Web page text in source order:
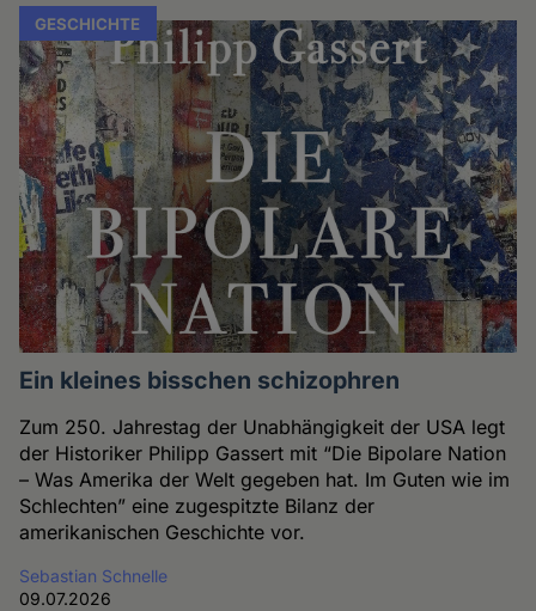
GESCHICHTE
Ein kleines bisschen schizophren
Zum 250. Jahrestag der Unabhängigkeit der USA legt
der Historiker Philipp Gassert mit “Die Bipolare Nation
– Was Amerika der Welt gegeben hat. Im Guten wie im
Schlechten” eine zugespitzte Bilanz der
amerikanischen Geschichte vor.
Sebastian Schnelle
09.07.2026